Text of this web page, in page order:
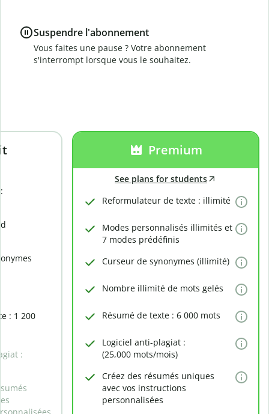
: 1 200
:
Premium
See plans for students
Reformulateur de texte : illimité
Modes personnalisés illimités et
7 modes prédéfinis
Curseur de synonymes (illimité)
Nombre illimité de mots gelés
Résumé de texte : 6 000 mots
Logiciel anti-plagiat :
(25,000 mots/mois)
Créez des résumés uniques
avec vos instructions
personnalisées
Suspendre l'abonnement
Vous faites une pause ? Votre abonnement
s'interrompt lorsque vous le souhaitez.